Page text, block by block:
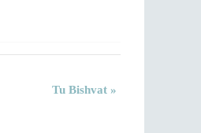
Tu Bishvat »